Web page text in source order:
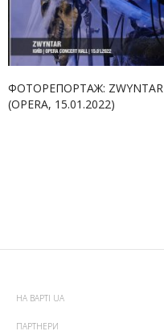
ФОТОРЕПОРТАЖ: ZWYNTAR
(OPERA, 15.01.2022)
НА ВАРТІ UA
ПАРТНЕРИ